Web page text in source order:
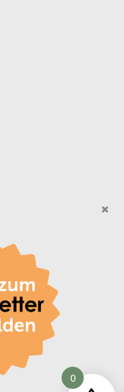
0